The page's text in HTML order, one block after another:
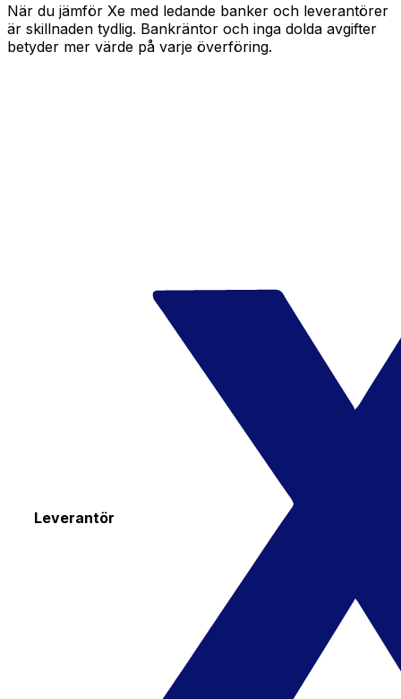
När du jämför Xe med ledande banker och leverantörer
är skillnaden tydlig. Bankräntor och inga dolda avgifter
betyder mer värde på varje överföring.
Leverantör